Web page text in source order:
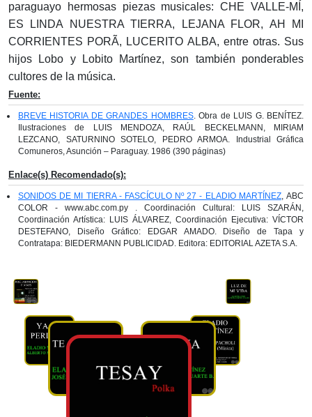
paraguayo hermosas piezas musicales: CHE VALLE-MÍ,
ES LINDA NUESTRA TIERRA, LEJANA FLOR, AH MI
CORRIENTES PORÃ, LUCERITO ALBA, entre otras. Sus
hijos Lobo y Lobito Martínez, son también ponderables
cultores de la música.
Fuente:
BREVE HISTORIA DE GRANDES HOMBRES. Obra de LUIS G. BENÍTEZ.
Ilustraciones de LUIS MENDOZA, RAÚL BECKELMANN, MIRIAM
LEZCANO, SATURNINO SOTELO, PEDRO ARMOA. Industrial Gráfica
Comuneros, Asunción – Paraguay. 1986 (390 páginas)
Enlace(s) Recomendado(s):
SONIDOS DE MI TIERRA - FASCÍCULO Nº 27 - ELADIO MARTÍNEZ, ABC
COLOR - www.abc.com.py . Coordinación Cultural: LUIS SZARÁN,
Coordinación Artística: LUIS ÁLVAREZ, Coordinación Ejecutiva: VÍCTOR
DESTEFANO, Diseño Gráfico: EDGAR AMADO. Diseño de Tapa y
Contratapa: BIEDERMANN PUBLICIDAD. Editora: EDITORIAL AZETA S.A.